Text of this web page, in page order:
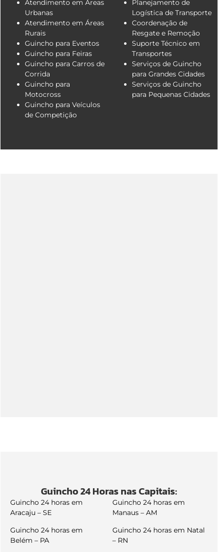
Atendimento em Áreas
Urbanas
Atendimento em Áreas
Rurais
Guincho para Eventos
Guincho para Feiras
Guincho para Carros de
Corrida
Guincho para
Motocross
Guincho para Veículos
de Competição
Planejamento de
Logística de Transporte
Coordenação de
Resgate e Remoção
Suporte Técnico em
Transportes
Serviços de Guincho
para Grandes Cidades
Serviços de Guincho
para Pequenas Cidades
Guincho 24 Horas nas Capitais:
Guincho 24 horas em
Aracaju – SE
Guincho 24 horas em
Belém – PA
Guincho 24 horas em
Manaus – AM
Guincho 24 horas em Natal
– RN